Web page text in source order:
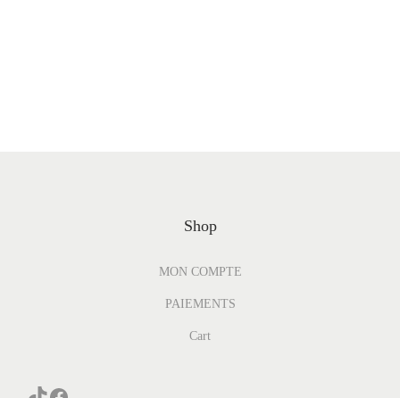
Shop
MON COMPTE
PAIEMENTS
Cart